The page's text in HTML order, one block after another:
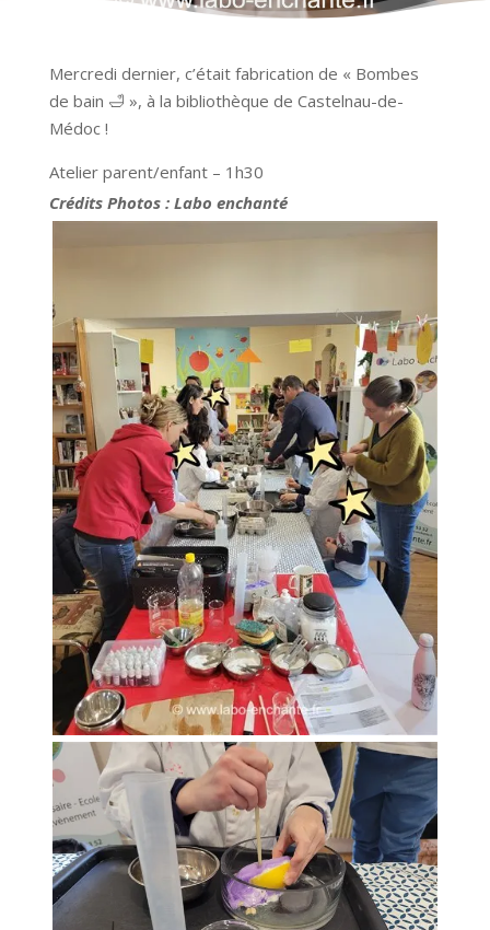
Mercredi dernier, c’était fabrication de « Bombes
de bain 🛁 », à la bibliothèque de Castelnau-de-
Médoc !
Atelier parent/enfant – 1h30
Crédits Photos : Labo enchanté